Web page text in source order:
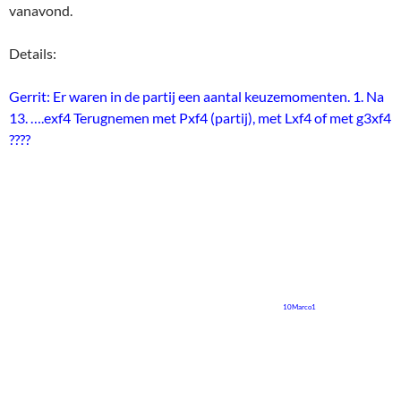
vanavond.
Details:
Gerrit: Er waren in de partij een aantal keuzemomenten. 1. Na
13. ….exf4 Terugnemen met Pxf4 (partij), met Lxf4 of met g3xf4
????
10Marco1